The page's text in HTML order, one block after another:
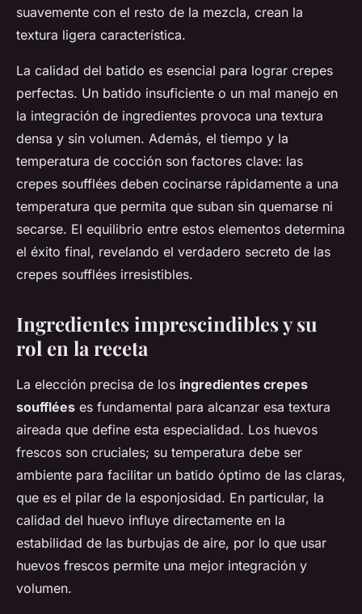
suavemente con el resto de la mezcla, crean la
textura ligera característica.
La calidad del batido es esencial para lograr crepes
perfectas. Un batido insuficiente o un mal manejo en
la integración de ingredientes provoca una textura
densa y sin volumen. Además, el tiempo y la
temperatura de cocción son factores clave: las
crepes soufflées deben cocinarse rápidamente a una
temperatura que permita que suban sin quemarse ni
secarse. El equilibrio entre estos elementos determina
el éxito final, revelando el verdadero secreto de las
crepes soufflées irresistibles.
Ingredientes imprescindibles y su
rol en la receta
La elección precisa de los ingredientes crepes
soufflées es fundamental para alcanzar esa textura
aireada que define esta especialidad. Los huevos
frescos son cruciales; su temperatura debe ser
ambiente para facilitar un batido óptimo de las claras,
que es el pilar de la esponjosidad. En particular, la
calidad del huevo influye directamente en la
estabilidad de las burbujas de aire, por lo que usar
huevos frescos permite una mejor integración y
volumen.